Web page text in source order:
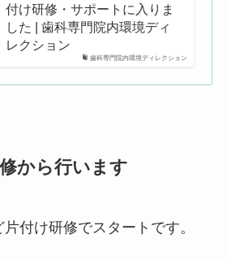
歯科専門院内環境ディレクション
付け研修・サポートに入りま
した | 歯科専門院内環境ディ
レクション
から行います
付け研修でスタートです。